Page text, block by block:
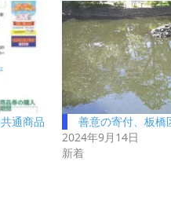
通商品
善意の寄付、板橋
2024年9月14日
新着